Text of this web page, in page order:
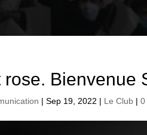
rose. Bienvenue
|Sep 19, 2022 | Le Club |0